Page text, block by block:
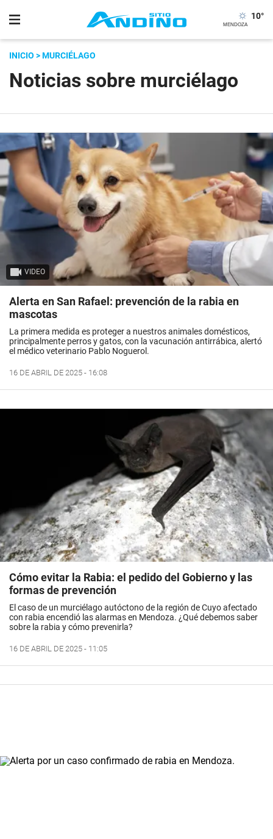
10°
INICIO > MURCIÉLAGO
Noticias sobre murciélago
VIDEO
Alerta en San Rafael: prevención de la rabia en
mascotas
La primera medida es proteger a nuestros animales domésticos,
principalmente perros y gatos, con la vacunación antirrábica, alertó
el médico veterinario Pablo Noguerol.
16 DE ABRIL DE 2025 - 16:08
Cómo evitar la Rabia: el pedido del Gobierno y las
formas de prevención
El caso de un murciélago autóctono de la región de Cuyo afectado
con rabia encendió las alarmas en Mendoza. ¿Qué debemos saber
sobre la rabia y cómo prevenirla?
16 DE ABRIL DE 2025 - 11:05